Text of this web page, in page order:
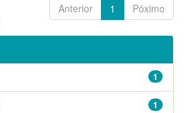
Anterior 1 Póximo
1
1